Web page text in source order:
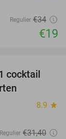
Regulier €34
€19
33%
cocktail
8.9 star
Regulier €31,40